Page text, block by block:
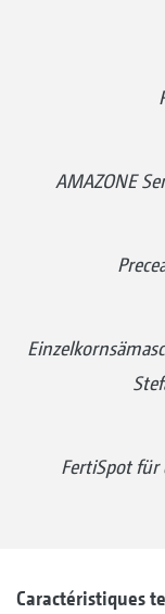
AMAZONE
FertiSpot für
Caractéristiques